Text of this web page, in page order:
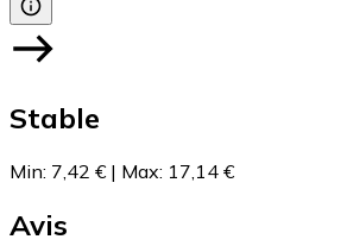
Stable
Min: 7,42 € | Max: 17,14 €
Avis